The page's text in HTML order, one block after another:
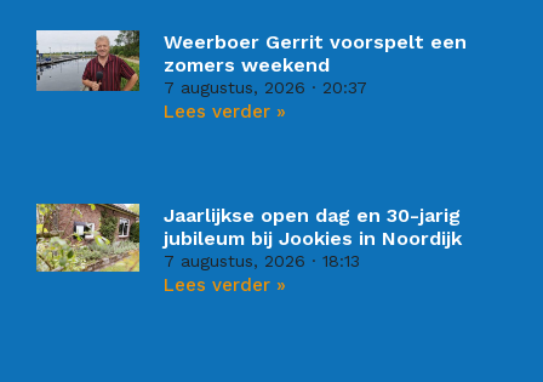
Weerboer Gerrit voorspelt een
zomers weekend
7 augustus, 2026 20:37
Lees verder »
Jaarlijkse open dag en 30-jarig
jubileum bij Jookies in Noordijk
7 augustus, 2026 18:13
Lees verder »